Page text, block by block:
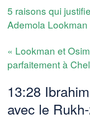
5 raisons qui
Ademola Lookman
« Lookman et
parfaitement à
13:28
avec le